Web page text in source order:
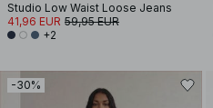
Studio Low Waist Loose Jeans
41,96 EUR 59,95 EUR
+2
-30%